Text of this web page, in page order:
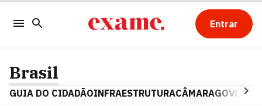
Entrar
Brasil
GUIA DO CIDADÃOINFRAESTRUTURACÂMARAGOVERNO